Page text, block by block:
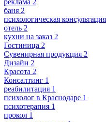
реклама 2
баня 2
психологическая консультация
отель 2
кухни на заказ 2
Гостиница 2
Сувенирная продукция 2
Дизайн 2
Красота 2
Консалтинг 1
реабилитация 1
психолог в Краснодаре 1
психотерапия 1
прокол 1